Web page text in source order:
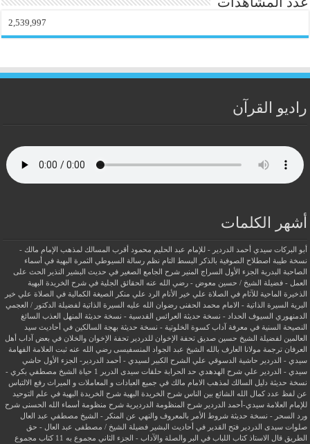
2,539,997
راديو القرآن
أشهر الكلمات
أبو البركات سيدي أحمد الدردير - للإمام عبد الحليم محمود
أقرب المسالك لمذهب الإمام مالك -
نسخة طيبة اصطلاح الصوفية بالذكر البسط التام نظم رسالة السيوطي
الثمرة البهية في أسماء
الصاحبة البدرية
الجزء الأول السراج المنير شرح الجامع الصغير في حديث البشير النذير
الحث على
العمل - فضيلة الشيخ / حسين معوض - رضي الله عنه
الحقائق الجلية في شرح الخريدة البهية
الذخيرة الماحية للآثام في الصلاة علي خير الأنام
الرد علي منكر الصيغة الكمالية في الصلاة علي خير
البرية
السيرة الذاتية - الامام محمد الحفنى رضوان الله عليه
السيرة الذاتية لفضيلة الدكتور / العجمي
الدمنهوري
السيوف الحداد - نسخة حديثة العرائس القدسية - نسخة حديثة
المنهل العذب السائغ
النصيحة السنية في معرفة آداب كسوة الخلوتية - نسخة حديثة بهجة السالكين في أحاديث سيد
العالمين لفضيلة الشيخ حسين صديق
تحفة الإخوان للدردير تحفة الإخوان والخلان في بعض آداب أهل
العرفان ترجمة مولانا العارف بالله الشيخ عبد الجواد المنسفيسى رضي الله عنه ثبت العلامة الفهامة
سيدي - الدردير
حاشية الدسوقي علي الشرح الكبير لسيدي - أحمد الدردير- الجزء الأول حاشي
سيدي - الدردير علي شرح الهدهدي حد الحرابة حلقات سيدى الدرير 1
حياة الشيخ مصطفي بكري -
نسخة حديثة دليل السالك لمذهب الامام مالك في جميع العبادات و المعاملات و الميراث رفع الالتباس
عن لفظ عدد كمال الله الشائع بين الناس شرح الخريدة البهية شرح الخريدة البهية في علم التوحيد
للإمام العلامة سيدي-أحمد الدردير شرح المنظومة الدرديرية شرح منظومة أسماء الله الحسنى شرح
ورد السحر - نسخة حديثة شروط الأمر بالمعروف والنهي عن المنكر - الشيخ مصطفي عبد العال
صلوات سيدى الدردير فتح القدير في أحاديث البشير فضيلة الشيخ / مصطفى عبد العال - حق
الطريق
قال الاستاذ كتاب اللباب في البر والصلة والآداب - الجزء الثاني مجموع به 11 كتاب
مجموع